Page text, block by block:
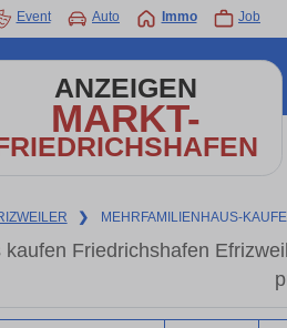
Event Auto Immo Job
ANZEIGEN
MARKT-
❯ MEHRFAMILIENHAUS-
Friedrichshafen